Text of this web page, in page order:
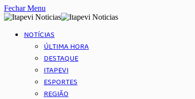
Fechar Menu
NOTÍCIAS
ÚLTIMA HORA
DESTAQUE
ITAPEVI
ESPORTES
REGIÃO